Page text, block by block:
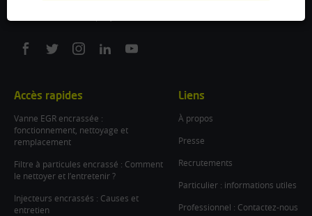
On
On
On
On
On
Accès rapides
Vanne EGR encrassée :
fonctionnement, nettoyage et
remplacement
Filtre à particules encrassé : Comment
le nettoyer et l’entretenir ?
Injecteurs encrassés : Causes et
entretien
Liens
À propos
Presse
Recrutements
Particulier : informations utiles
Professionnel : Contactez-nous